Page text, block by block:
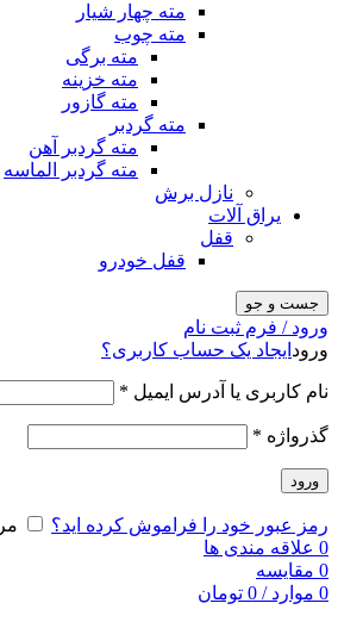
مته چهار شیار
مته چوب
مته برگی
مته خزینه
مته گازور
مته گردبر
مته گردبر آهن
مته گردبر الماسه
نازل برش
یراق آلات
قفل
قفل خودرو
جست و جو
ورود / فرم ثبت نام
ورود ایجاد یک حساب کاربری؟
نام کاربری یا آدرس ایمیل *
گذرواژه *
ورود
رمز عبور خود را فراموش کرده اید؟
0 علاقه مندی ها
0 مقایسه
0 موارد /
0 تومان